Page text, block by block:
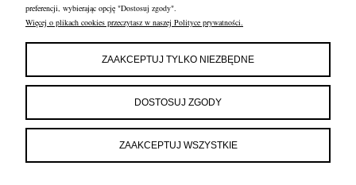
OBSŁUGA KLIENTA FRANCOW JEWELRY
FRANCOW JEWELRY
ul. Kossaka 4/8, 49-200 Grodków
tel:660596974
e-mail:shop@francow.com
NIP: 7471775402
preferencji, wybierając opcję "Dostosuj zgody".
Więcej o plikach cookies przeczytasz w naszej Polityce prywatności.
ZAAKCEPTUJ TYLKO NIEZBĘDNE
DOSTOSUJ ZGODY
ZAAKCEPTUJ WSZYSTKIE